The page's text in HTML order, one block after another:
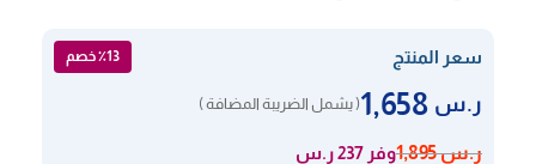
سعر المنتج ٪13 خصم
ر.س ( يشمل الضريبة المضافة )
ر.س1,895 وفر 237 ر.س